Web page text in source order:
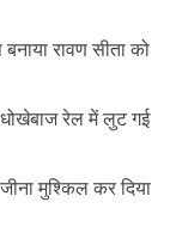
रावण सीता को
धोखेबाज रेल में लुट गई
मुश्किल कर दिया